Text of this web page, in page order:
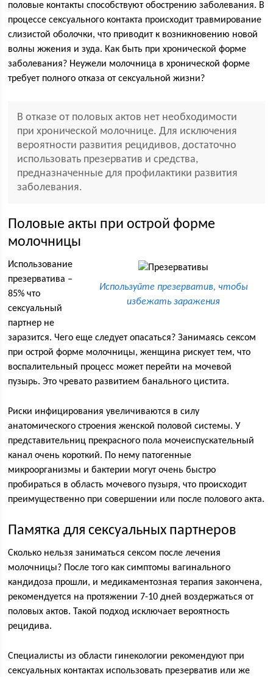
половые контакты способствуют обострению заболевания. В
процессе сексуального контакта происходит травмирование
слизистой оболочки, что приводит к возникновению новой
волны жжения и зуда. Как быть при хронической форме
заболевания? Неужели молочница в хронической форме
требует полного отказа от сексуальной жизни?
В отказе от половых актов нет необходимости
при хронической молочнице. Для исключения
вероятности развития рецидивов, достаточно
использовать презерватив и средства,
предназначенные для профилактики развития
заболевания.
Половые акты при острой форме
молочницы
Используйте презерватив, чтобы
избежать заражения
Использование
презерватива –
85% что
сексуальный
партнер не
заразится. Чего еще следует опасаться? Занимаясь сексом
при острой форме молочницы, женщина рискует тем, что
воспалительный процесс может перейти на мочевой
пузырь. Это чревато развитием банального цистита.
Риски инфицирования увеличиваются в силу
анатомического строения женской половой системы. У
представительниц прекрасного пола мочеиспускательный
канал очень короткий. По нему патогенные
микроорганизмы и бактерии могут очень быстро
пробираться в область мочевого пузыря, что происходит
преимущественно при совершении или после полового акта.
Памятка для сексуальных партнеров
Сколько нельзя заниматься сексом после лечения
молочницы? После того как симптомы вагинального
кандидоза прошли, и медикаментозная терапия закончена,
рекомендуется на протяжении 7-10 дней воздержаться от
половых актов. Такой подход исключает вероятность
рецидива.
Специалисты из области гинекологии рекомендуют при
сексуальных контактах использовать презерватив или же